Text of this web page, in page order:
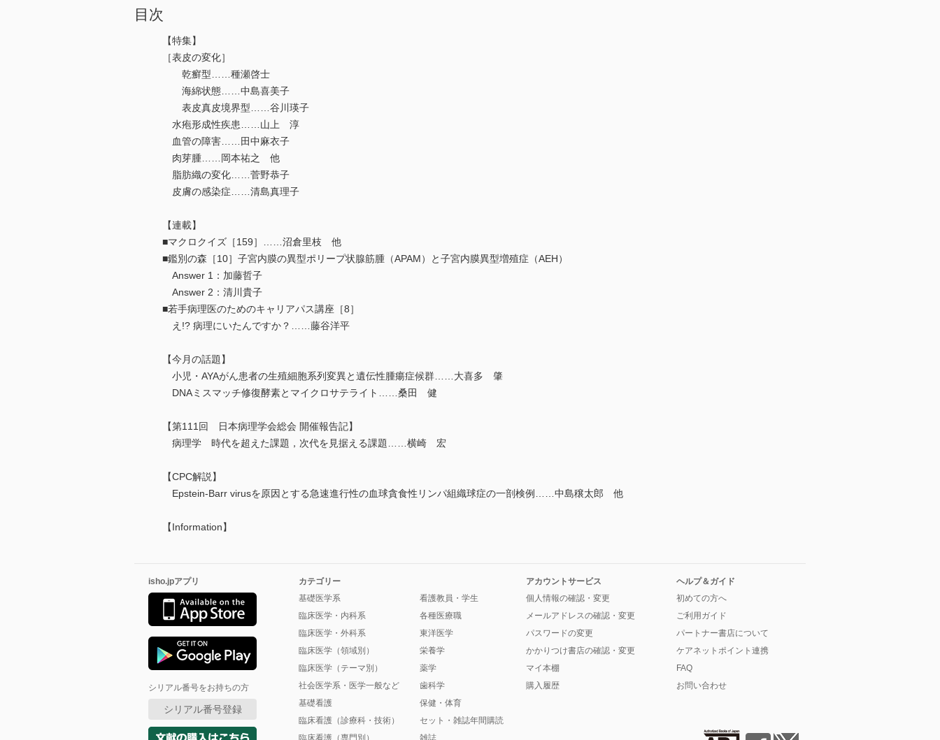
目次
【特集】
［表皮の変化］
乾癬型……種瀬啓士
海綿状態……中島喜美子
表皮真皮境界型……谷川瑛子
水疱形成性疾患……山上 淳
血管の障害……田中麻衣子
肉芽腫……岡本祐之 他
脂肪織の変化……菅野恭子
皮膚の感染症……清島真理子
【連載】
■マクロクイズ［159］……沼倉里枝 他
■鑑別の森［10］子宮内膜の異型ポリープ状腺筋腫（APAM）と子宮内膜異型増殖症（AEH）
Answer 1：加藤哲子
Answer 2：清川貴子
■若手病理医のためのキャリアパス講座［8］
え!? 病理にいたんですか？……藤谷洋平
【今月の話題】
小児・AYAがん患者の生殖細胞系列変異と遺伝性腫瘍症候群……大喜多 肇
DNAミスマッチ修復酵素とマイクロサテライト……桑田 健
【第111回 日本病理学会総会 開催報告記】
病理学 時代を超えた課題，次代を見据える課題……横崎 宏
【CPC解説】
Epstein-Barr virusを原因とする急速進行性の血球貪食性リンパ組織球症の一剖検例……中島穣太郎 他
【Information】
isho.jpアプリ
シリアル番号をお持ちの方
シリアル番号登録
カテゴリー
基礎医学系
臨床医学・内科系
臨床医学・外科系
臨床医学（領域別）
臨床医学（テーマ別）
社会医学系・医学一般など
基礎看護
臨床看護（診療科・技術）
看護教員・学生
各種医療職
東洋医学
栄養学
薬学
歯科学
保健・体育
セット・雑誌年間購読
アカウントサービス
個人情報の確認・変更
メールアドレスの確認・変更
パスワードの変更
かかりつけ書店の確認・変更
マイ本棚
購入履歴
ヘルプ＆ガイド
初めての方へ
ご利用ガイド
パートナー書店について
ケアネットポイント連携
FAQ
お問い合わせ